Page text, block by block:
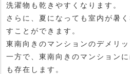
洗濯物も乾きやすくなります。
さらに、夏になっても室内が暑
すことができます。
東南向きのマンションのデメリッ
一方で、東南向きのマンション
も存在します。